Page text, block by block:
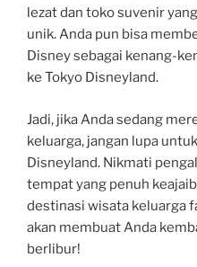
lezat dan toko suvenir
unik. Anda pun bisa
Disney sebagai kenang-
ke Tokyo Disneyland.
Jadi, jika Anda sedang
keluarga, jangan lupa
Disneyland. Nikmati
tempat yang penuh
destinasi wisata keluarga
akan membuat Anda
berlibur!